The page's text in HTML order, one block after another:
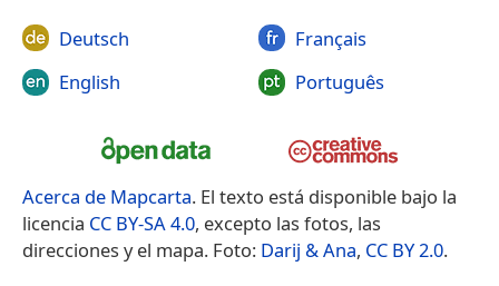
Deutsch
English
Français
Português
Acerca de Mapcarta. El texto está disponible bajo la
licencia CC BY-SA 4.0, excepto las fotos, las
direcciones y el mapa. Foto: Darij & Ana, CC BY 2.0.